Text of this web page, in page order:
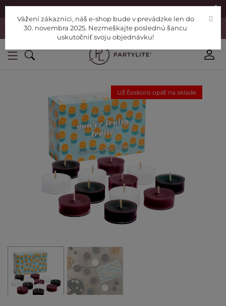
|
Vážení zákazníci, náš e-shop bude v prevádzke len do 30. novembra
2025. Nezmeškajte poslednú šancu uskutočniť svoju objednávku!
Už čoskoro opäť na sklade
Vážení zákazníci, náš e-shop bude v prevádzke len do
30. novembra 2025. Nezmeškajte poslednú šancu
uskutočniť svoju objednávku!